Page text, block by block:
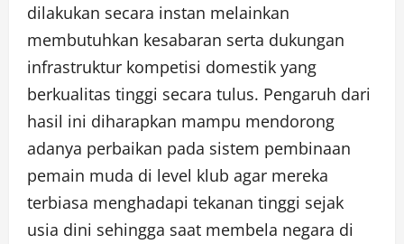
dilakukan secara instan melainkan
membutuhkan kesabaran serta dukungan
infrastruktur kompetisi domestik yang
berkualitas tinggi secara tulus. Pengaruh dari
hasil ini diharapkan mampu mendorong
adanya perbaikan pada sistem pembinaan
pemain muda di level klub agar mereka
terbiasa menghadapi tekanan tinggi sejak
usia dini sehingga saat membela negara di